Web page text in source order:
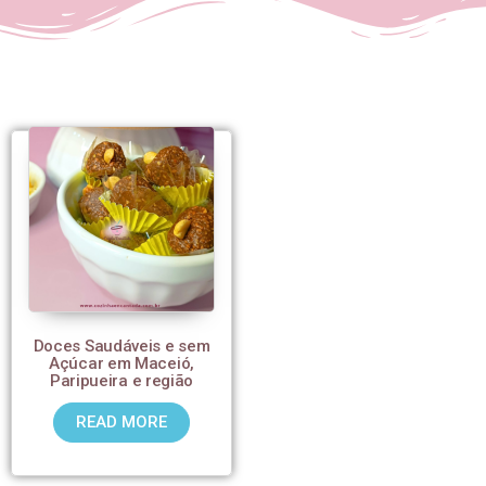
Doces Saudáveis e sem
Açúcar em Maceió,
Paripueira e região
READ MORE